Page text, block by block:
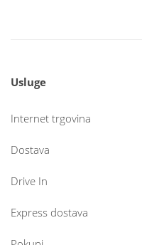
Usluge
Internet trgovina
Dostava
Drive In
Express dostava